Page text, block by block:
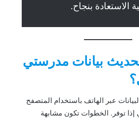
الاستعادة بنجاح.
بيانات مدرستي
عبر الهاتف باستخدام المتصفح
إذا توفر. الخطوات تكون مشابهة